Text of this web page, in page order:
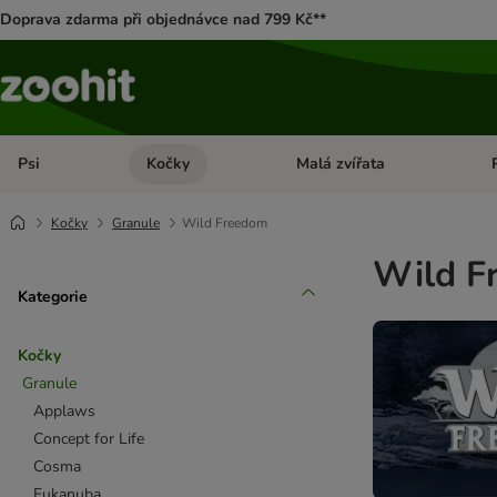
Doprava zdarma při objednávce nad 799 Kč**
Psi Otevřít menu: Psi
Kočky Otevřít menu: Kočky
Malá zvířata
Kočky Granule Wild Freedom
Kategorie
Kočky
Granule
Applaws
Concept for Life
Cosma
Wild